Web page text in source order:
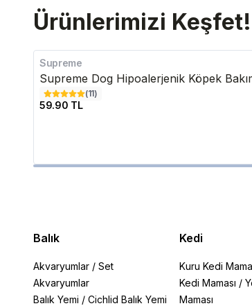
Ürünlerimizi Keşfet!
Supreme
Supreme Dog Hipoalerjenik Köpek
(11)
59.90 TL
Balık
Akvaryumlar / Set
Akvaryumlar
Balık Yemi / Cichlid Balık Yemi
Kedi
Kuru Kedi
Kedi Maması /
Maması